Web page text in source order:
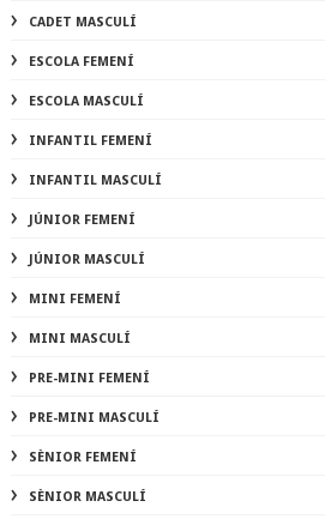
CADET MASCULÍ
ESCOLA FEMENÍ
ESCOLA MASCULÍ
INFANTIL FEMENÍ
INFANTIL MASCULÍ
JÚNIOR FEMENÍ
JÚNIOR MASCULÍ
MINI FEMENÍ
MINI MASCULÍ
PRE-MINI FEMENÍ
PRE-MINI MASCULÍ
SÈNIOR FEMENÍ
SÈNIOR MASCULÍ